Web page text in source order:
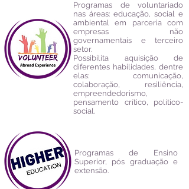
Programas de voluntariado
nas áreas: educação, social e
ambiental em parceria com
empresas não
governamentais e terceiro
setor.
Possibilita aquisição de
diferentes habilidades, dentre
elas: comunicação,
colaboração, resiliência,
empreendedorismo,
pensamento crítico, político-
social.
Programas de Ensino
Superior, pós graduação e
extensão.